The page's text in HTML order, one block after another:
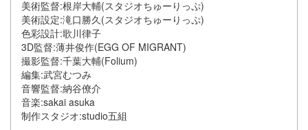
美術監督:根岸大輔(スタジオちゅーりっぷ)
美術設定:滝口勝久(スタジオちゅーりっぷ)
色彩設計:歌川律子
3D監督:薄井俊作(EGG OF MIGRANT)
撮影監督:千葉大輔(Folium)
編集:武宮むつみ
音響監督:納谷僚介
音楽:sakai asuka
制作スタジオ:studio五組